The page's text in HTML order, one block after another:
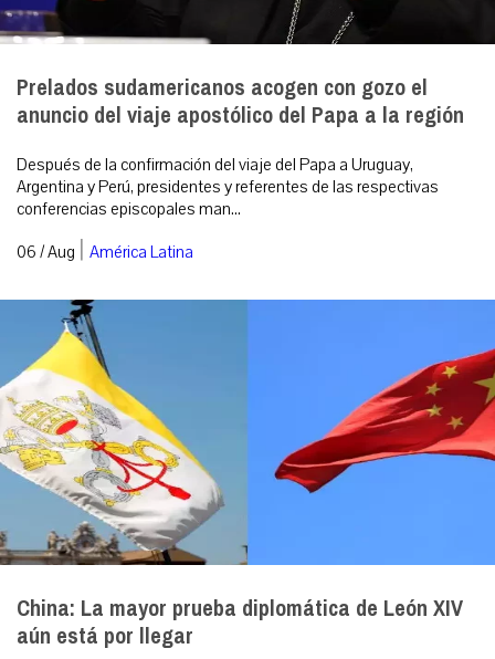
Prelados sudamericanos acogen con gozo el
anuncio del viaje apostólico del Papa a la región
Después de la confirmación del viaje del Papa a Uruguay,
Argentina y Perú, presidentes y referentes de las respectivas
conferencias episcopales man...
06 / Aug | América Latina
China: La mayor prueba diplomática de León XIV
aún está por llegar